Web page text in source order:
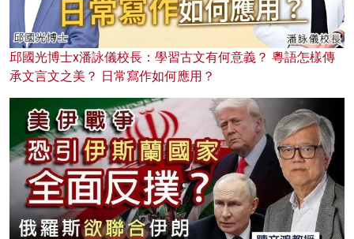
邱國光博士x潘詠儀校長：學習古文有何意義？ 粵語怎樣傳
承文言文之美？ 日常寫作如何應用？